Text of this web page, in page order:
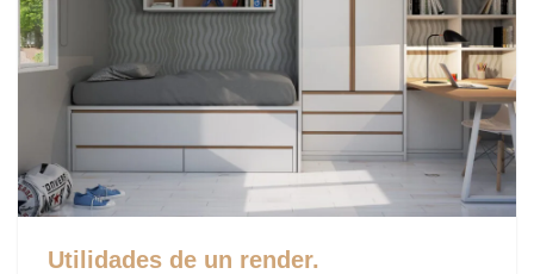
Utilidades de un render.